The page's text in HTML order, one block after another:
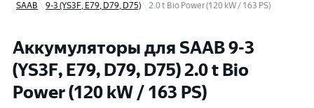
SAAB
9-3 (YS3F, E79, D79, D75) 2.0 t Bio Power (120 kW / 163 PS)
Аккумуляторы для SAAB 9-3
(YS3F, E79, D79, D75) 2.0 t Bio
Power (120 kW / 163 PS)